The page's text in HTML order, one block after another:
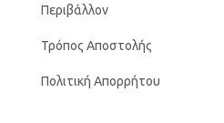
Περιβάλλον
Τρόπος Αποστολής
Πολιτική Απορρήτου